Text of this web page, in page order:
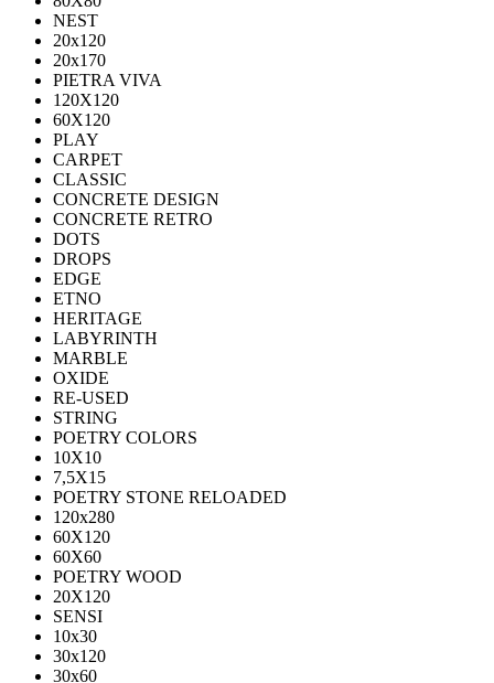
NEST
20x120
20x170
PIETRA VIVA
120X120
60Х120
PLAY
CARPET
CLASSIC
CONCRETE DESIGN
CONCRETE RETRO
DOTS
DROPS
EDGE
ETNO
HERITAGE
LABYRINTH
MARBLE
OXIDE
RE-USED
STRING
POETRY COLORS
10Х10
7,5Х15
POETRY STONE RELOADED
120x280
60Х120
60Х60
POETRY WOOD
20Х120
SENSI
10x30
30x120
30x60